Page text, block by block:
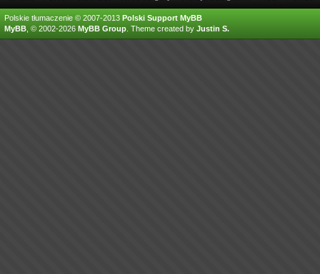
Polskie tłumaczenie © 2007-2013 Polski Support MyBB
MyBB , © 2002-2026 MyBB Group Theme created by Justin S.